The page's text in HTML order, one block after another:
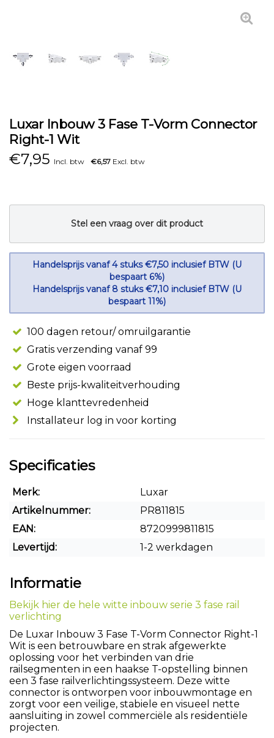
Luxar Inbouw 3 Fase T-Vorm Connector
Right-1 Wit
€7,95 Incl. btw €6,57 Excl. btw
Stel een vraag over dit product
Handelsprijs vanaf 4 stuks €7,50 inclusief BTW (U
bespaart 6%)
Handelsprijs vanaf 8 stuks €7,10 inclusief BTW (U
bespaart 11%)
100 dagen retour/ omruilgarantie
Gratis verzending vanaf 99
Grote eigen voorraad
Beste prijs-kwaliteitverhouding
Hoge klanttevredenheid
Installateur log in voor korting
Specificaties
Merk:
Luxar
Artikelnummer:
PR811815
EAN:
8720999811815
Levertijd:
1-2 werkdagen
Informatie
Bekijk hier de hele witte inbouw serie 3 fase rail
verlichting
De Luxar Inbouw 3 Fase T-Vorm Connector Right-1
Wit is een betrouwbare en strak afgewerkte
oplossing voor het verbinden van drie
railsegmenten in een haakse T-opstelling binnen
een 3 fase railverlichtingssysteem. Deze witte
connector is ontworpen voor inbouwmontage en
zorgt voor een veilige, stabiele en visueel nette
aansluiting in zowel commerciële als residentiële
projecten.